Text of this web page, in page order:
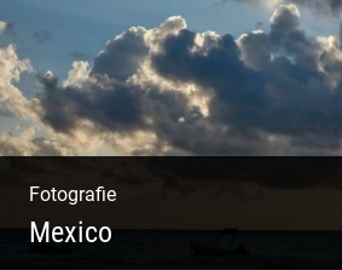
Fotografie
Mexico